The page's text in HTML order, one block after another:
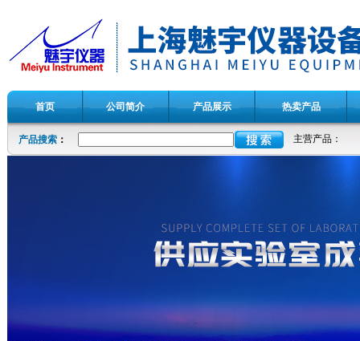
首页 公司简介 产品展示 热卖产品
产品搜索 ： 主营产品：